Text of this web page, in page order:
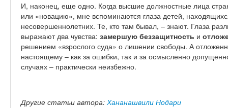
И, наконец, еще одно. Когда высшие должностные лица
или «новацию», мне вспоминаются глаза детей,
несовершеннолетних. Те, кто там бывал, – знают. Глаза
выражают два чувства: замершую беззащитность и
решением «взрослого суда» о лишении свободы. А
настоящему – как за ошибки, так и за осмысленно
случаях – практически неизбежно.
Другие статьи автора: Хананашвили Нодари